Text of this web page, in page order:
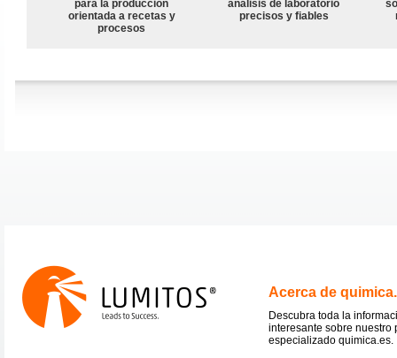
para la producción
orientada a recetas y
procesos
análisis de laboratorio
precisos y fiables
Acerca de
Descubra toda la
interesante sobre nuestro
especializado quimica.es.